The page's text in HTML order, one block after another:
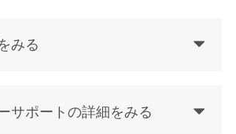
みる
サポートの詳細をみる